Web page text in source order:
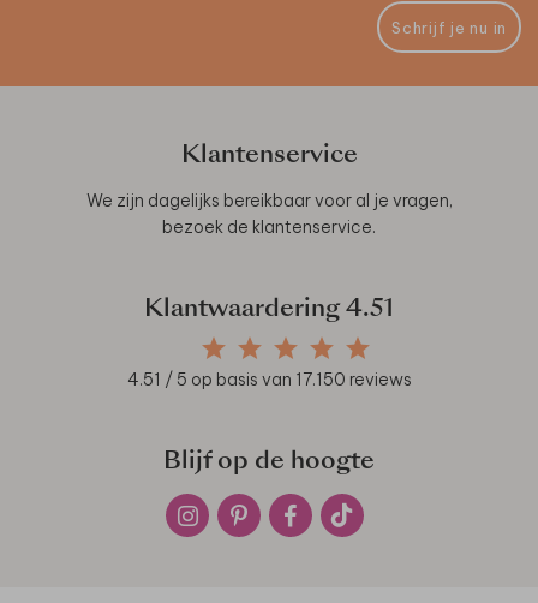
Schrijf je nu in
Klantenservice
We zijn dagelijks bereikbaar voor al je vragen,
bezoek de klantenservice.
Klantwaardering 4.51
4.51 / 5 op basis van 17.150 reviews
Blijf op de hoogte